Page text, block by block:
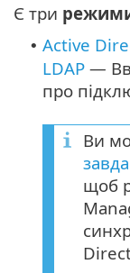
Є три режими
• Active
LDAP —
про
Ви
щоб